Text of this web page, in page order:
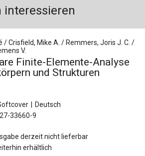
interessieren
/ Crisfield, Mike A. / Remmers, Joris J. C. /
V.
Finite-Elemente-Analyse
und Strukturen
Deutsch
33660-9
derzeit nicht lieferbar
erhältlich